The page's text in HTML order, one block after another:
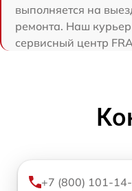
выполняется на
ремонта. Наш курьер
сервисный центр
+7 (800) 101-